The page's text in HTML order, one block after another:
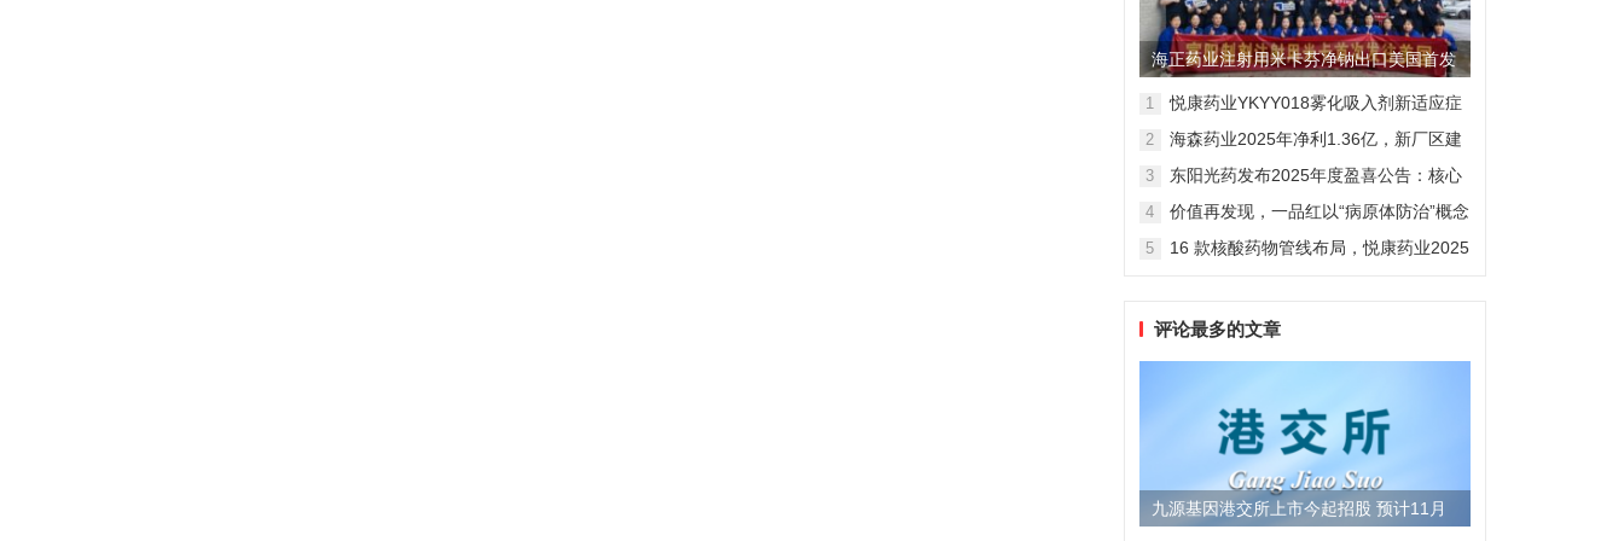
海正药业注射用米卡芬净钠出口美国首发
制剂全球化迈出关键一步
1
悦康药业YKYY018雾化吸入剂新适应症
感染防治
2
海森药业2025年净利1.36亿，新厂区建
3
东阳光药发布2025年度盈喜公告：核心
维度
4
价值再发现，一品红以“病原体防治”概念
5
16 款核酸药物管线布局，悦康药业2025
评论最多的文章
九源基因港交所上市今起招股 预计11月